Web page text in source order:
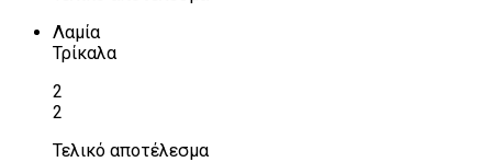
Λαμία
Τρίκαλα
2
2
Τελικό αποτέλεσμα